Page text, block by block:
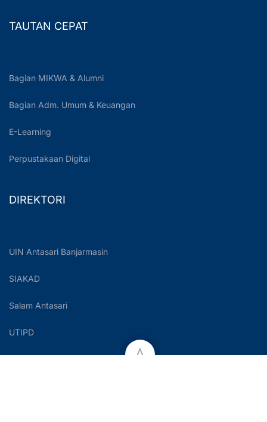
TAUTAN CEPAT
Bagian MIKWA & Alumni
Bagian Adm. Umum & Keuangan
E-Learning
Perpustakaan Digital
DIREKTORI
UIN Antasari Banjarmasin
SIAKAD
Salam Antasari
UTIPD